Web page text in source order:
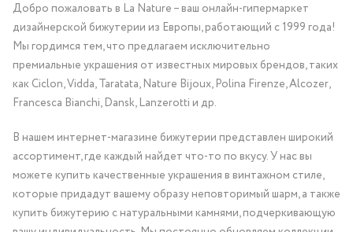
Добро пожаловать в La Nature – ваш онлайн-гипермаркет
дизайнерской бижутерии из Европы, работающий с 1999 года!
Мы гордимся тем, что предлагаем исключительно
премиальные украшения от известных мировых брендов, таких
как Ciclon, Vidda, Taratata, Nature Bijoux, Polina Firenze, Alcozer,
Francesca Bianchi, Dansk, Lanzerotti и др.
В нашем интернет-магазине бижутерии представлен широкий
ассортимент, где каждый найдет что-то по вкусу. У нас вы
можете купить качественные украшения в винтажном стиле,
которые придадут вашему образу неповторимый шарм, а также
купить бижутерию с натуральными камнями, подчеркивающую